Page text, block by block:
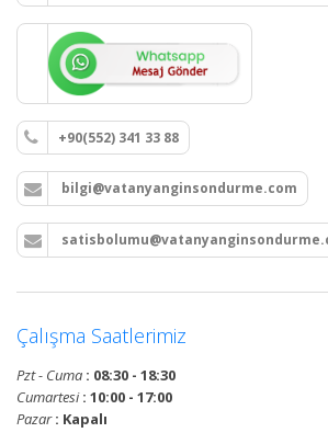
+90(552) 341 33 88
bilgi@vatanyanginsondurme.com
Çalışma Saatlerimiz
Pzt - Cuma : 08:30 - 18:30
Cumartesi: 10:00 - 17:00
Pazar: Kapalı